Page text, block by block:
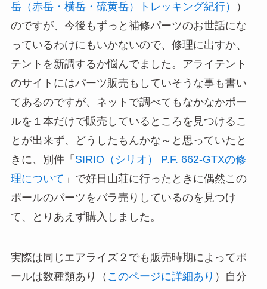
岳（赤岳・横岳・硫黄岳）トレッキング紀行）
）
のですが、今後もずっと補修パーツのお世話にな
っているわけにもいかないので、修理に出すか、
テントを新調するか悩んでました。アライテント
のサイトにはパーツ販売もしていそうな事も書い
てあるのですが、ネットで調べてもなかなかポー
ルを１本だけで販売しているところを見つけるこ
とが出来ず、どうしたもんかな～と思っていたと
きに、別件「 SIRIO（シリオ） P.F. 662-GTXの修
理について 」で好日山荘に行ったときに偶然この
ポールのパーツをバラ売りしているのを見つけ
て、とりあえず購入しました。
実際は同じエアライズ２でも販売時期によってポ
ールは数種類あり（ このページに詳細あり ）自分